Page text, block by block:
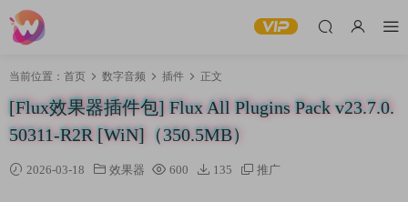
当前位置： 首页 数字音频 插件 正文
[Flux效果器插件包] Flux All Plugins Pack v23.7.0.
50311-R2R [WiN]（350.5MB）
2026-03-18 效果器 600 135 推广